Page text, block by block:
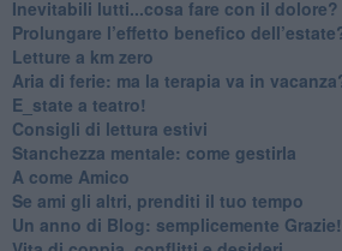
​Inevitabili lutti...cosa fare con il dolore?
Prolungare l’effetto benefico
​Letture a km zero
​Aria di ferie: ma la terapia va in
​E_state a teatro!
​Consigli di lettura estivi
​Stanchezza mentale: come gestirla
​A come Amico
​Se ami gli altri, prenditi il tuo tempo
​Un anno di Blog: semplicemente Grazie!